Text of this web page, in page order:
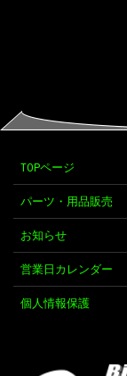
TOPページ
パーツ・用品販売
お知らせ
営業日カレンダー
個人情報保護